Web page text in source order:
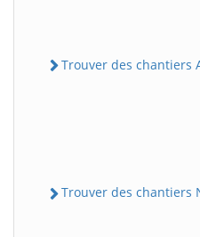
Trouver des chantiers
Trouver des chantiers